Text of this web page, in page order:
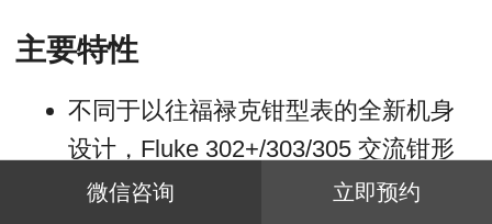
主要特性
不同于以往福禄克钳型表的全新机身
设计，Fluke 302+/303/305 交流钳形
表更加小巧美观，符合中国市场对产
微信咨询 立即预约